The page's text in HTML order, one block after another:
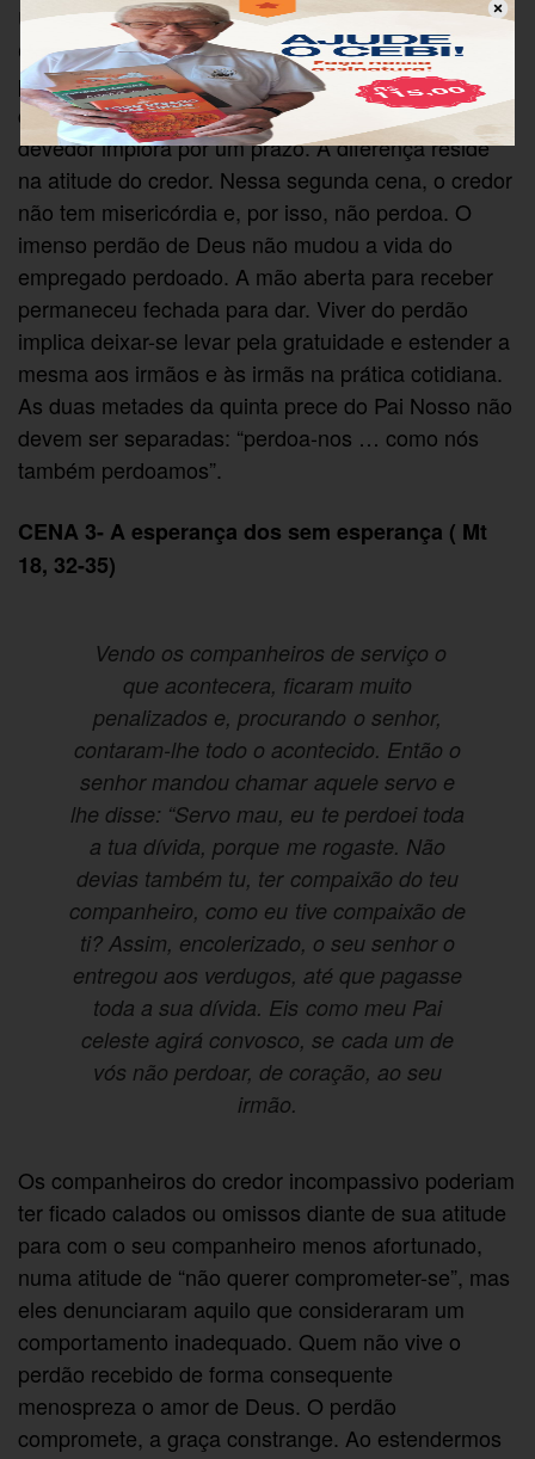
Um denário era o equivalente ao salário de um dia.
Com cem denários, um assalariado poderia viver
parcamente durante quase 6 meses. A segunda
cena repete a primeira: alguém cobra uma dívida, o
devedor implora por um prazo. A diferença reside
na atitude do credor. Nessa segunda cena, o credor
não tem misericórdia e, por isso, não perdoa. O
imenso perdão de Deus não mudou a vida do
empregado perdoado. A mão aberta para receber
permaneceu fechada para dar. Viver do perdão
implica deixar-se levar pela gratuidade e estender a
mesma aos irmãos e às irmãs na prática cotidiana.
As duas metades da quinta prece do Pai Nosso não
devem ser separadas: “perdoa-nos … como nós
também perdoamos”.
CENA 3- A esperança dos sem esperança ( Mt
18, 32-35)
Vendo os companheiros de serviço o
que acontecera, ficaram muito
penalizados e, procurando o senhor,
contaram-lhe todo o acontecido. Então o
senhor mandou chamar aquele servo e
lhe disse: “Servo mau, eu te perdoei toda
a tua dívida, porque me rogaste. Não
devias também tu, ter compaixão do teu
companheiro, como eu tive compaixão de
ti? Assim, encolerizado, o seu senhor o
entregou aos verdugos, até que pagasse
toda a sua dívida. Eis como meu Pai
celeste agirá convosco, se cada um de
vós não perdoar, de coração, ao seu
irmão.
Os companheiros do credor incompassivo poderiam
ter ficado calados ou omissos diante de sua atitude
para com o seu companheiro menos afortunado,
numa atitude de “não querer comprometer-se”, mas
eles denunciaram aquilo que consideraram um
comportamento inadequado. Quem não vive o
perdão recebido de forma consequente
menospreza o amor de Deus. O perdão
compromete, a graça constrange. Ao estendermos